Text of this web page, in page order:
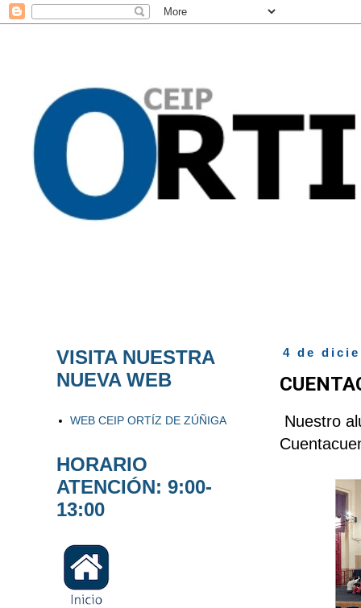
4 de
Nuestro
VISITA NUESTRA
NUEVA WEB
WEB CEIP ORTÍZ DE ZÚÑIGA
HORARIO
ATENCIÓN: 9:00-
13:00